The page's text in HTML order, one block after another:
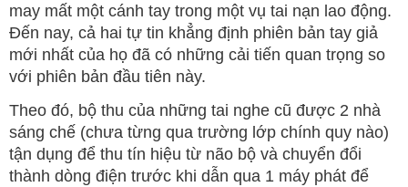
may mất một cánh tay trong một vụ tai nạn lao động.
Đến nay, cả hai tự tin khẳng định phiên bản tay giả
mới nhất của họ đã có những cải tiến quan trọng so
với phiên bản đầu tiên này.
Theo đó, bộ thu của những tai nghe cũ được 2 nhà
sáng chế (chưa từng qua trường lớp chính quy nào)
tận dụng để thu tín hiệu từ não bộ và chuyển đổi
thành dòng điện trước khi dẫn qua 1 máy phát để